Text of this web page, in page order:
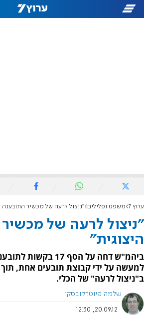
ערוץ 7 משפט ופלילים "ניצול לרעה של מכשיר התובענה
"ניצול לרעה של
היצוגית"
ביהמ"ש דחה על הסף 17
למעשה על ידי קבוצת תובעים אחת,
ב"ניצול לרעה" של הכלי.
שלמה פיוטרקובסקי
20.09.12, 12:30